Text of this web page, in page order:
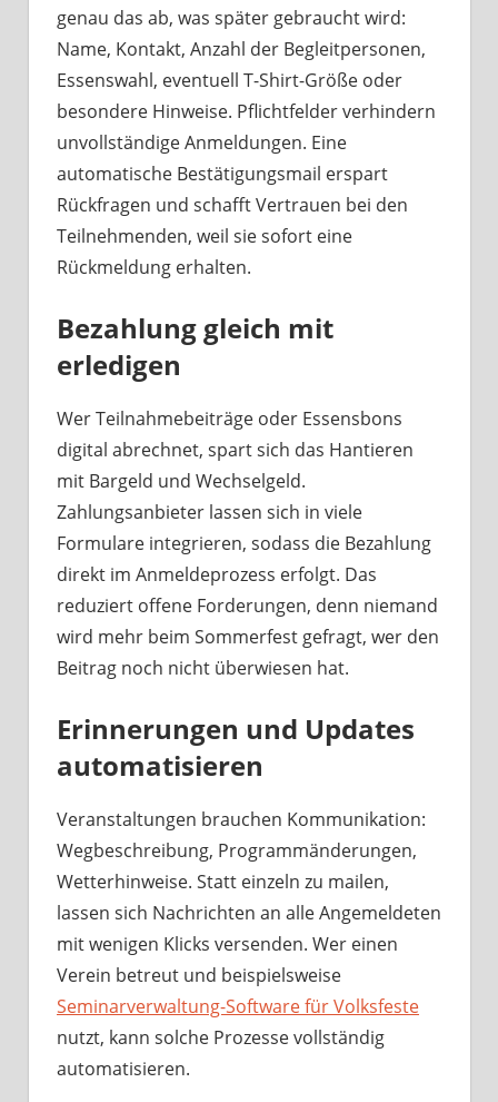
genau das ab, was später gebraucht wird:
Name, Kontakt, Anzahl der Begleitpersonen,
Essenswahl, eventuell T-Shirt-Größe oder
besondere Hinweise. Pflichtfelder verhindern
unvollständige Anmeldungen. Eine
automatische Bestätigungsmail erspart
Rückfragen und schafft Vertrauen bei den
Teilnehmenden, weil sie sofort eine
Rückmeldung erhalten.
Bezahlung gleich mit
erledigen
Wer Teilnahmebeiträge oder Essensbons
digital abrechnet, spart sich das Hantieren
mit Bargeld und Wechselgeld.
Zahlungsanbieter lassen sich in viele
Formulare integrieren, sodass die Bezahlung
direkt im Anmeldeprozess erfolgt. Das
reduziert offene Forderungen, denn niemand
wird mehr beim Sommerfest gefragt, wer den
Beitrag noch nicht überwiesen hat.
Erinnerungen und Updates
automatisieren
Veranstaltungen brauchen Kommunikation:
Wegbeschreibung, Programmänderungen,
Wetterhinweise. Statt einzeln zu mailen,
lassen sich Nachrichten an alle Angemeldeten
mit wenigen Klicks versenden. Wer einen
Verein betreut und beispielsweise
Seminarverwaltung-Software für Volksfeste
nutzt, kann solche Prozesse vollständig
automatisieren.